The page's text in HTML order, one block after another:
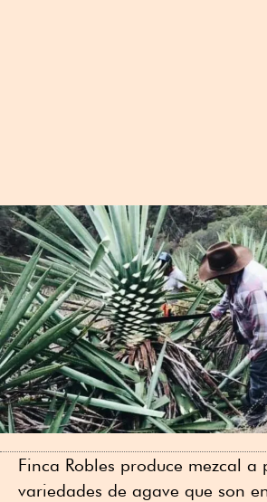
Finca Robles produce mezcal a
variedades de agave que son